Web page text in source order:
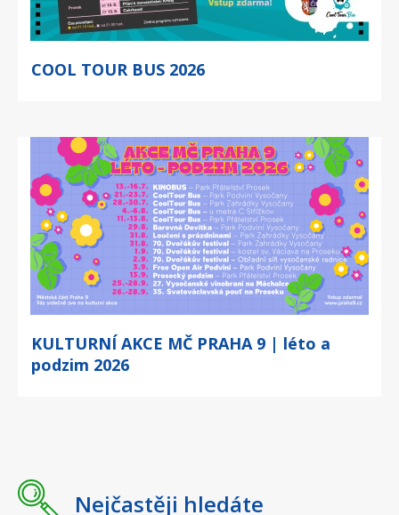
COOL TOUR BUS 2026
KULTURNÍ AKCE MČ PRAHA 9 | léto a
podzim 2026
Nejčastěji hledáte